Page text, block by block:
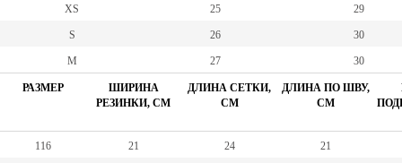
XS 25 29
S 26 30
M 27 30
РАЗМЕР
ШИРИНА
РЕЗИНКИ, СМ
ДЛИНА СЕТКИ,
СМ
ДЛИНА ПО ШВУ,
СМ
116 21 24 21